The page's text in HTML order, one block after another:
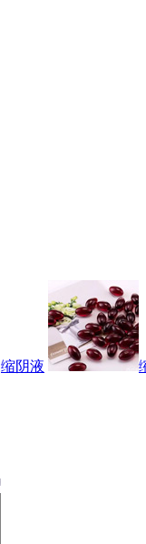
缩阴液